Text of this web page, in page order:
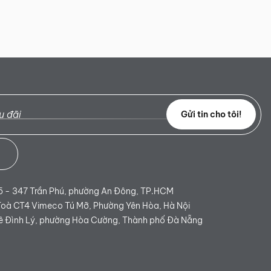
Gửi tin cho tôi!
- 347 Trần Phú, phường An Đông, TP.HCM
CT4 Vimeco Tú Mỡ, Phường Yên Hòa, Hà Nội
Đình Lý, phường Hòa Cường, Thành phố Đà Nẵng